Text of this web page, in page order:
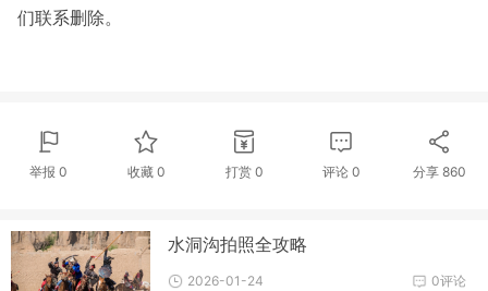
们联系删除。
举报 0 收藏 0 打赏 0 评论0 分享 860
水洞沟拍照全攻略
0评论
2026-01-24